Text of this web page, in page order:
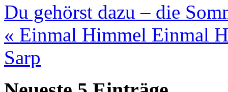
Du gehörst dazu – die
« Einmal Himmel Einmal
Sarp